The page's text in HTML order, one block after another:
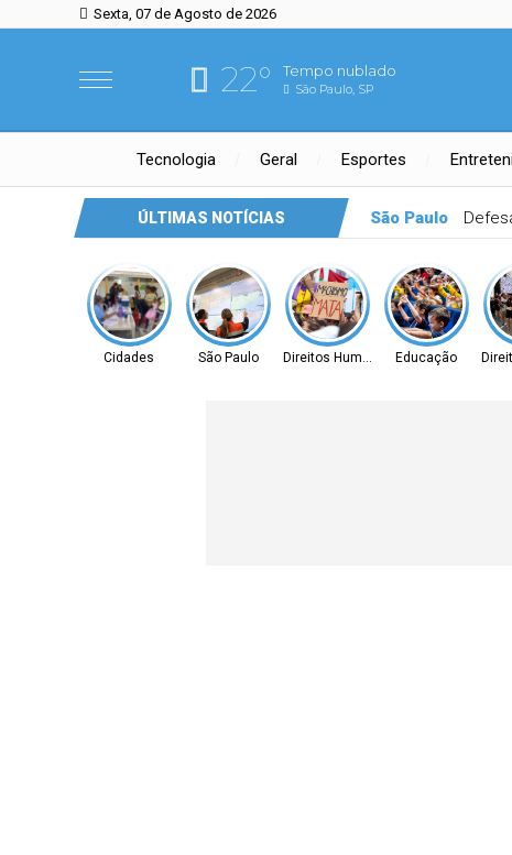
Sexta, 07 de Agosto de 2026
22° Tempo nublado
São Paulo, SP
Tecnologia Geral Esportes
ÚLTIMAS NOTÍCIAS São Paulo
Cidades São Paulo Direitos Humanos Educação